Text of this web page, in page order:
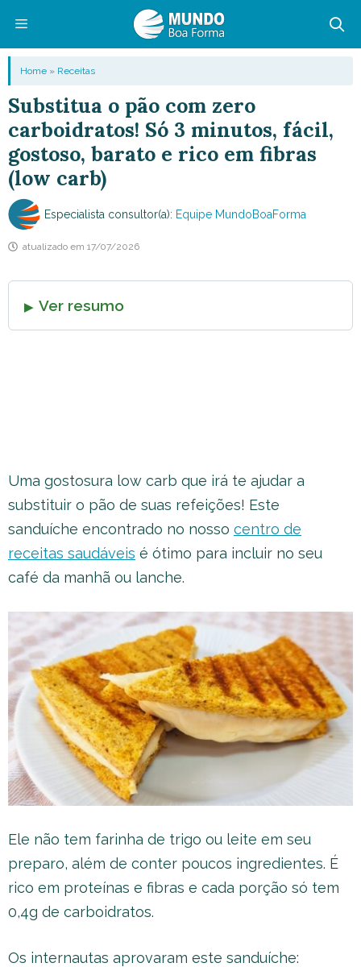
conteúdo
Menu
Home » Receitas
Substitua o pão com zero
carboidratos! Só 3 minutos, fácil,
gostoso, barato e rico em fibras
(low carb)
Especialista consultor(a): Equipe MundoBoaForma
atualizado em 17/07/2026
Ver resumo
Uma gostosura low carb que irá te ajudar a
substituir o pão de suas refeições! Este
sanduíche encontrado no nosso centro de
receitas saudáveis é ótimo para incluir no seu
café da manhã ou lanche.
Ele não tem farinha de trigo ou leite em seu
preparo, além de conter poucos ingredientes. É
rico em proteínas e fibras e cada porção só tem
0,4g de carboidratos.
Os internautas aprovaram este sanduíche: